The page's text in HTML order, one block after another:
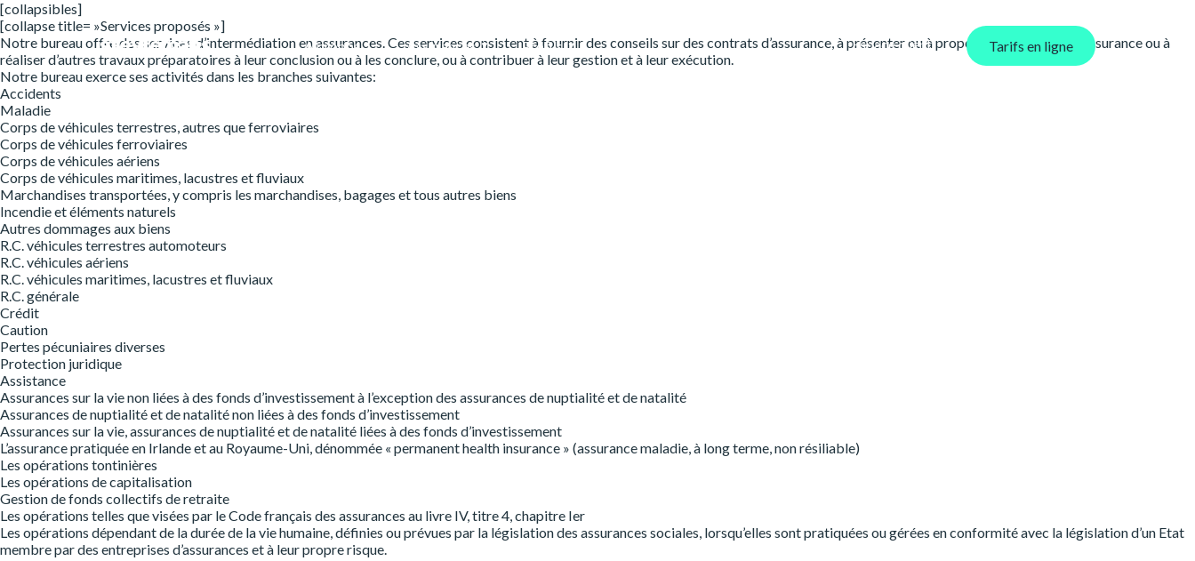
steylemans. A propos Assurances Profils Espace client Tarifs en ligne
[collapsibles]
[collapse title= »Services proposés »]
Notre bureau offre des services d’intermédiation en assurances. Ces services consistent à fournir des conseils sur des contrats d’assurance, à présenter ou à proposer des contrats d’assurance ou à
réaliser d’autres travaux préparatoires à leur conclusion ou à les conclure, ou à contribuer à leur gestion et à leur exécution.
Notre bureau exerce ses activités dans les branches suivantes:
Accidents
Maladie
Corps de véhicules terrestres, autres que ferroviaires
Corps de véhicules ferroviaires
Corps de véhicules aériens
Corps de véhicules maritimes, lacustres et fluviaux
Marchandises transportées, y compris les marchandises, bagages et tous autres biens
Incendie et éléments naturels
Autres dommages aux biens
R.C. véhicules terrestres automoteurs
R.C. véhicules aériens
R.C. véhicules maritimes, lacustres et fluviaux
R.C. générale
Crédit
Caution
Pertes pécuniaires diverses
Protection juridique
Assistance
Assurances sur la vie non liées à des fonds d’investissement à l’exception des assurances de nuptialité et de natalité
Assurances de nuptialité et de natalité non liées à des fonds d’investissement
Assurances sur la vie, assurances de nuptialité et de natalité liées à des fonds d’investissement
L’assurance pratiquée en Irlande et au Royaume-Uni, dénommée « permanent health insurance » (assurance maladie, à long terme, non résiliable)
Les opérations tontinières
Les opérations de capitalisation
Gestion de fonds collectifs de retraite
Les opérations telles que visées par le Code français des assurances au livre IV, titre 4, chapitre Ier
Les opérations dépendant de la durée de la vie humaine, définies ou prévues par la législation des assurances sociales, lorsqu’elles sont pratiquées ou gérées en conformité avec la législation d’un Etat
membre par des entreprises d’assurances et à leur propre risque.